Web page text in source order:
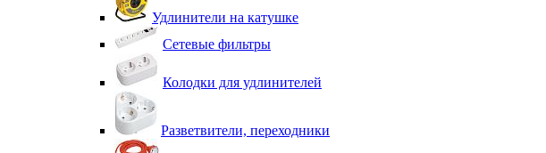
Удлинители на катушке
Сетевые фильтры
Колодки для удлинителей
Разветвители, переходники